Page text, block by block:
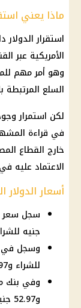
ماذا يعني
استقرارالدولار
الأمريكية عبر
وهو أمر مهم
السلع المرتبطة
لكن استمرار
في قراءة
خارج القطاع
الاعتماد عليه
أسعار الدولار
جنيه للشراء و53
للشراء و52.97 جنيه للبيع.
و52.97 جنيه للبيع.